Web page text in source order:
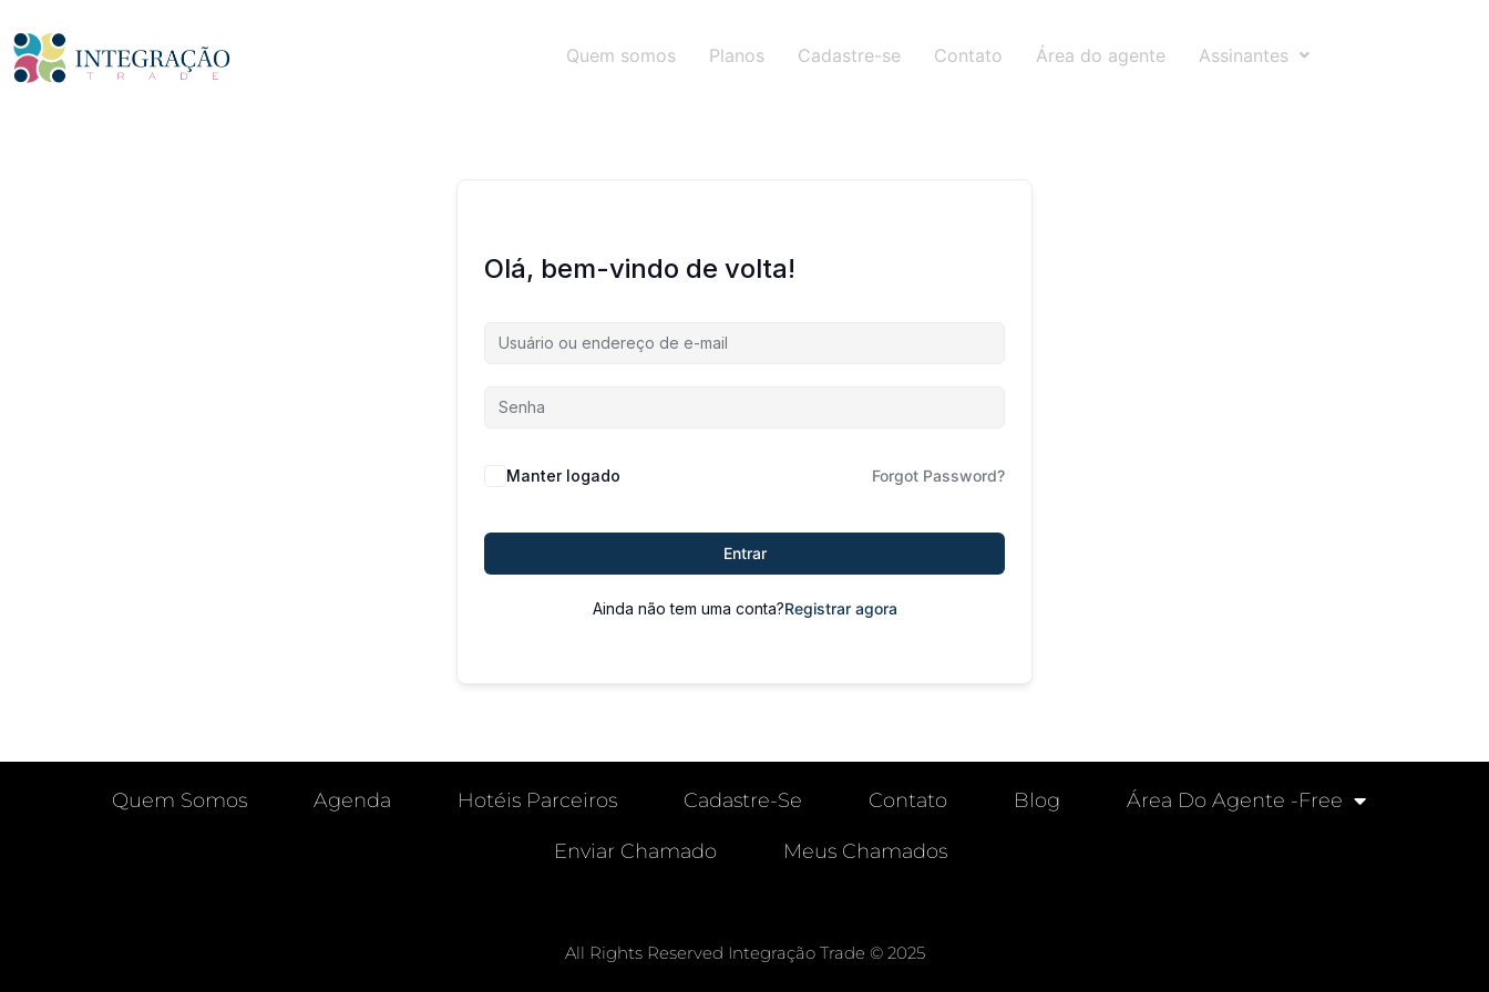
Quem somos Planos Cadastre-se Contato Área do agente Assinantes
Olá, bem-vindo de volta!
Manter logado Forgot Password?
Entrar
Ainda não tem uma conta?Registrar agora
Quem Somos Agenda Hotéis Parceiros Cadastre-Se Contato Blog Área Do Agente -free
Enviar Chamado Meus Chamados
All Rights Reserved Integração Trade © 2025